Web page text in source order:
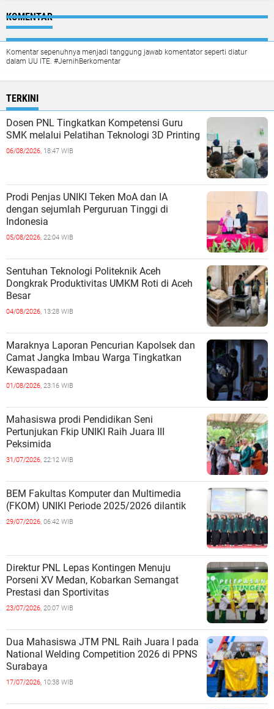
KOMENTAR
Komentar sepenuhnya menjadi tanggung jawab komentator seperti diatur
dalam UU ITE. #JernihBerkomentar
TERKINI
Dosen PNL Tingkatkan Kompetensi Guru
SMK melalui Pelatihan Teknologi 3D Printing
06/08/2026, 18:47 WIB
Prodi Penjas UNIKI Teken MoA dan IA
dengan sejumlah Perguruan Tinggi di
Indonesia
05/08/2026, 22:04 WIB
Sentuhan Teknologi Politeknik Aceh
Dongkrak Produktivitas UMKM Roti di Aceh
Besar
04/08/2026, 13:28 WIB
Maraknya Laporan Pencurian Kapolsek dan
Camat Jangka Imbau Warga Tingkatkan
Kewaspadaan
01/08/2026, 23:16 WIB
Mahasiswa prodi Pendidikan Seni
Pertunjukan Fkip UNIKI Raih Juara III
Peksimida
31/07/2026, 22:12 WIB
BEM Fakultas Komputer dan Multimedia
(FKOM) UNIKI Periode 2025/2026 dilantik
29/07/2026, 06:42 WIB
Direktur PNL Lepas Kontingen Menuju
Porseni XV Medan, Kobarkan Semangat
Prestasi dan Sportivitas
23/07/2026, 20:07 WIB
Dua Mahasiswa JTM PNL Raih Juara I pada
National Welding Competition 2026 di PPNS
Surabaya
17/07/2026, 10:38 WIB